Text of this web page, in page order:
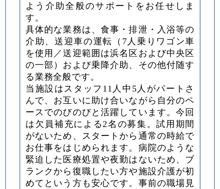
よう介助全般のサポートをお任せしま
す。
具体的な業務は、食事・排泄・入浴等の
介助、送迎車の運転（7人乗りワゴン車
を使用／送迎範囲は浜名区および中央区
の一部）および乗降介助、その他付随す
る業務全般です。
当施設はスタッフ11人中5人がパートさ
んで、お互いに助け合いながら自分のペ
ースでのびのびと活躍しています。今回
は欠員補充による2名の募集。試用期間
がないため、スタートから通常の時給で
お仕事をはじめられます。病院のような
緊迫した医療処置や夜勤はないため、ブ
ランクから復職したい方や施設介護が初
めてという方も安心です。事前の職場見